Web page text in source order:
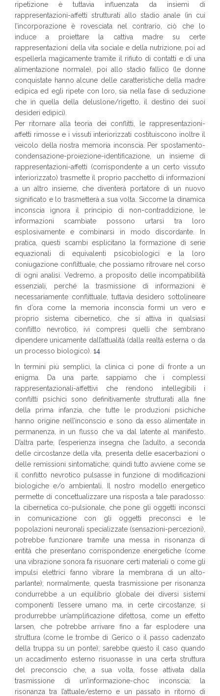
ripetizione è tuttavia influenzata da insiemi di
rappresentazioni-affetti strutturati allo stadio anale (in cui
l’incorporazione è rovesciata nel contrario, ciò che lo
induce a proiettare la cattiva madre su certe
rappresentazioni della vita sociale e della nutrizione, poi ad
espellerla magicamente tramite il rifiuto di contatti e di una
alimentazione normale), poi allo stadio fallico (le donne
conquistate hanno alcune delle caratteristiche della madre
edipica ed egli ripete con loro, sia nella fase di seduzione
che in quella della deluslone/rigetto, il destino dei suoi
desideri edipici).
Per ritornare alla teoria dei conflitti, le rappresentazioni-
affetti rimosse e i vissuti interiorizzati costituiscono inoltre il
veicolo della nostra memoria inconscia. Per spostamento-
condensazione-proiezione-identificazione, un insieme di
rappresentazioni-affetti (corrispondente a un certo vissuto
interiorizzato) trasmette il proprio pacchetto di informazioni
a un altro insieme, che diventerà portatore di un nuovo
significato e lo trasmetterà a sua volta. Siccome la dinamica
inconscia ignora il principio di non-contraddizione, le
informazioni scambiate possono urtarsi tra loro
esplosivamente e combinarsi in modo discordante. In
pratica, questi scambi esplicitano la formazione di serie
equazionali di equivalenti psicobiologici e la loro
coniugazione conflittuale, che possiamo ritrovare nel corso
di ogni analisi. Vedremo, a proposito delle incompatibilità
essenziali, perché la trasmissione di informazioni è
necessariamente conflittuale, tuttavia desidero sottolineare
fin d’ora come la memoria inconscia formi un vero e
proprio sistema cibernetico, che si attiva in qualsiasi
conflitto nevrotico, ivi compresi quelli che sembrano
dipendere unicamente dall’attualità (dalla realtà esterna o da
un processo biologico). 14
In termini più semplici, la clinica ci pone di fronte a un
enigma. Da una parte, sappiamo che i complessi
rappresentazionali-affettivi che rendono intellegibili i
conflitti psichici sono definitivamente strutturati alla fine
della prima infanzia, che tutte le produzioni psichiche
hanno origine nell’inconscio e sono da esso alimentate in
permanenza, in un flusso che va dal latente al manifesto.
D’altra parte, l’esperienza insegna che l’adulto, a seconda
delle circostanze della vita, presenta delle esacerbazioni o
delle remissioni sintomatiche; quindi tutto avviene come se
il conflitto nevrotico pulsasse in funzione di modificazioni
biologiche e/o ambientali. Il nostro modello energetico
permette di concettualizzare una risposta a tale paradosso:
la cibernetica co-pulsionale, che pone gli oggetti inconsci
in comunicazione con gli oggetti preconsci e le
popolazioni neuronali specializzate (sensazioni-percezioni),
potrebbe funzionare tramite una messa in risonanza di
entità che presentano corrispondenze energetiche (come
una vibrazione sonora fa risuonare certi materiali o come gli
impulsi elettrici fanno vibrare la membrana di un alto-
parlante); normalmente, questa trasmissione per risonanza
condurrebbe a un equilibrio globale dei diversi sistemi
componenti l’essere umano ma, in certe circostanze, si
produrrebbe un’amplificazione difettosa, come un effetto
larsen, che potrebbe arrivare fino a far esplodere una
struttura (come le trombe di Gerico o il passo cadenzato
della truppa su un ponte); sarebbe questo il caso quando
un accadimento esterno risuonasse in una certa struttura
del preconscio che, a sua volta, fosse attivata dalla
trasmissione di un’informazione-choc inconscia; la
risonanza tra l’attuale/esterno e un passato in ritorno di